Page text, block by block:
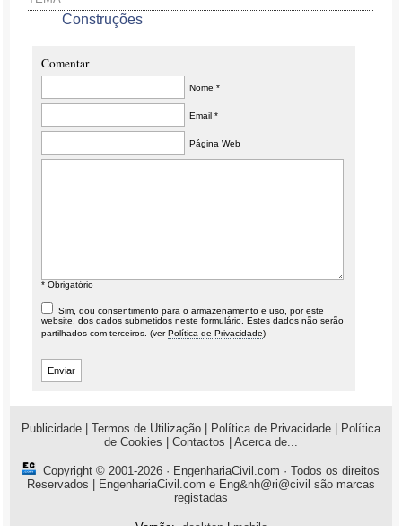
Construções
Comentar
Nome *
Email *
Página Web
* Obrigatório
Sim, dou consentimento para o armazenamento e uso, por este
website, dos dados submetidos neste formulário. Estes dados não serão
partilhados com terceiros. (verPolítica de Privacidade)
Publicidade Termos de Utilização Política de Privacidade
Política
de Cookies
Contactos Acerca de...
Copyright © 2001-2026 · EngenhariaCivil.com · Todos os direitos
Reservados | EngenhariaCivil.com e Eng&nh@ri@civil são marcas
registadas